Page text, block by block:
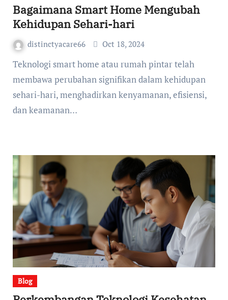
Bagaimana Smart Home Mengubah
Kehidupan Sehari-hari
distinctyacare66 Oct 18, 2024
Teknologi smart home atau rumah pintar telah
membawa perubahan signifikan dalam kehidupan
sehari-hari, menghadirkan kenyamanan, efisiensi,
dan keamanan…
Blog